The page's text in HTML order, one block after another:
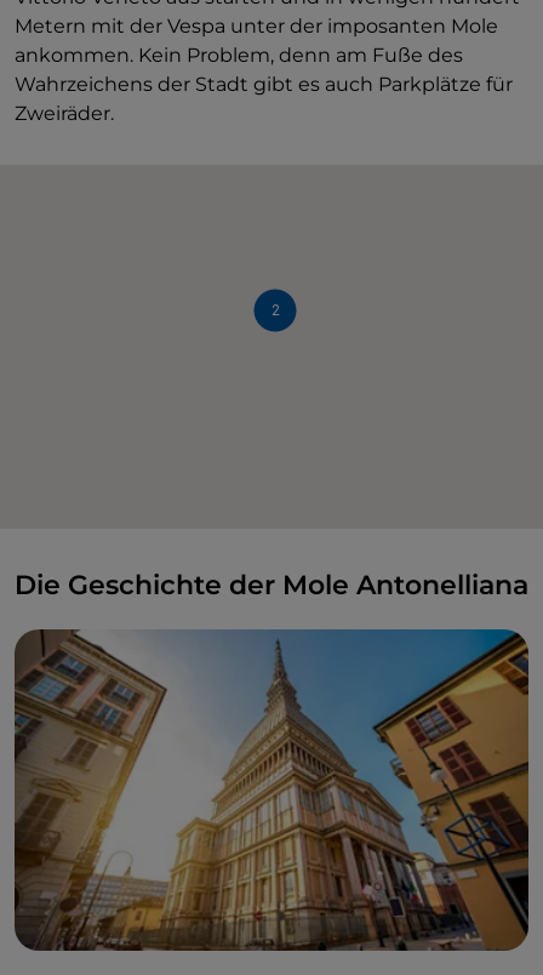
Metern mit der Vespa unter der imposanten Mole
ankommen. Kein Problem, denn am Fuße des
Wahrzeichens der Stadt gibt es auch Parkplätze für
Zweiräder.
2
Die Geschichte der Mole Antonelliana